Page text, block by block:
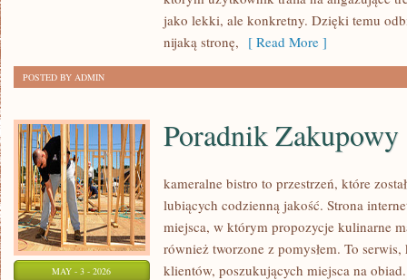
jako lekki, ale konkretny. Dzięki temu
nijaką stronę, [ Read More ]
POSTED BY ADMIN
MAY - 3 - 2026
Poradnik Zakupowy
kameralne bistro to przestrzeń, które
lubiących codzienną jakość. Strona
miejsca, w którym propozycje kulinarne
również tworzone z pomysłem. To
klientów, poszukujących miejsca na